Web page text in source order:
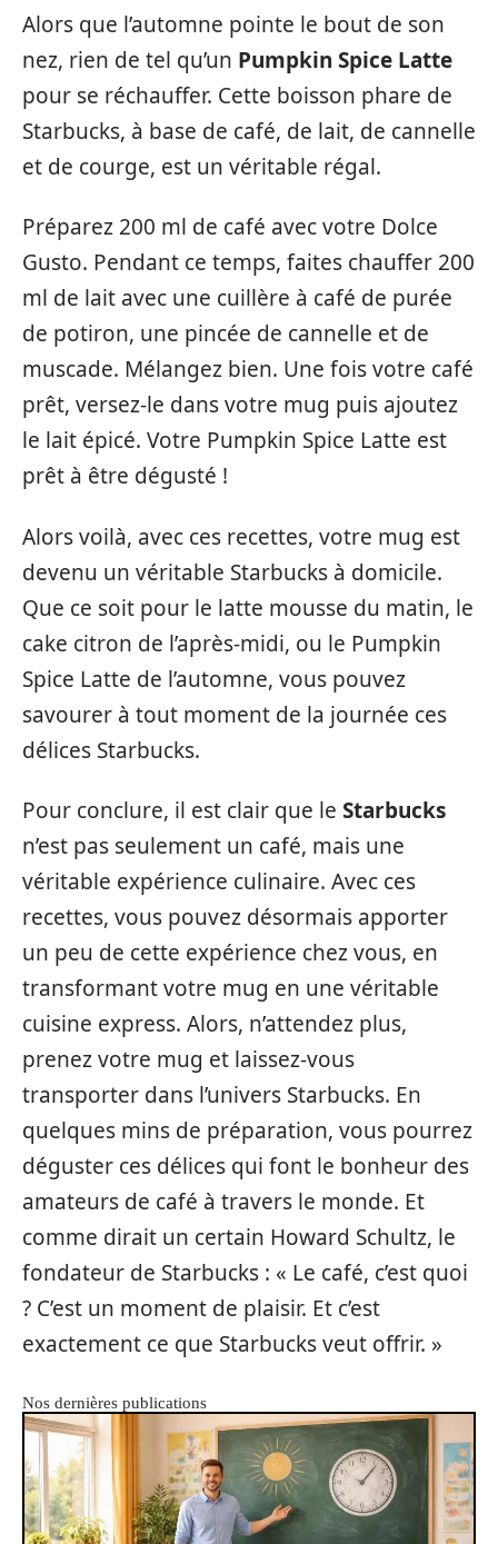
Alors que l’automne pointe le bout de son
nez, rien de tel qu’un Pumpkin Spice Latte
pour se réchauffer. Cette boisson phare de
Starbucks, à base de café, de lait, de cannelle
et de courge, est un véritable régal.
Préparez 200 ml de café avec votre Dolce
Gusto. Pendant ce temps, faites chauffer 200
ml de lait avec une cuillère à café de purée
de potiron, une pincée de cannelle et de
muscade. Mélangez bien. Une fois votre café
prêt, versez-le dans votre mug puis ajoutez
le lait épicé. Votre Pumpkin Spice Latte est
prêt à être dégusté !
Alors voilà, avec ces recettes, votre mug est
devenu un véritable Starbucks à domicile.
Que ce soit pour le latte mousse du matin, le
cake citron de l’après-midi, ou le Pumpkin
Spice Latte de l’automne, vous pouvez
savourer à tout moment de la journée ces
délices Starbucks.
Pour conclure, il est clair que le Starbucks
n’est pas seulement un café, mais une
véritable expérience culinaire. Avec ces
recettes, vous pouvez désormais apporter
un peu de cette expérience chez vous, en
transformant votre mug en une véritable
cuisine express. Alors, n’attendez plus,
prenez votre mug et laissez-vous
transporter dans l’univers Starbucks. En
quelques mins de préparation, vous pourrez
déguster ces délices qui font le bonheur des
amateurs de café à travers le monde. Et
comme dirait un certain Howard Schultz, le
fondateur de Starbucks : « Le café, c’est quoi
? C’est un moment de plaisir. Et c’est
exactement ce que Starbucks veut offrir. »
Nos dernières publications